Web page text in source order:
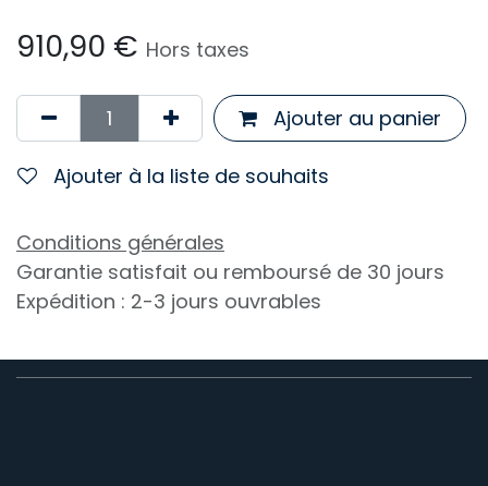
910,90 € Hors taxes
Ajouter au panier
Ajouter à la liste de souhaits
Conditions générales
Garantie satisfait ou remboursé de 30 jours
Expédition : 2-3 jours ouvrables